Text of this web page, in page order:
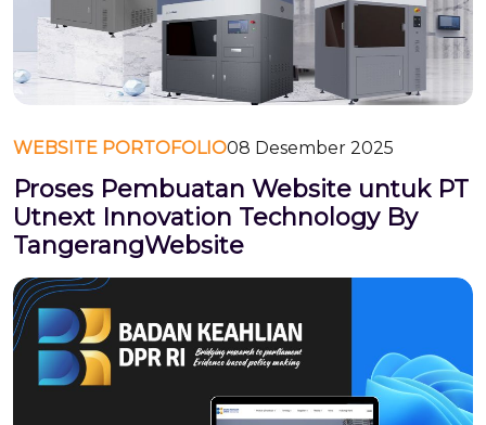
WEBSITE PORTOFOLIO08 Desember 2025
Proses Pembuatan Website untuk PT
Utnext Innovation Technology By
TangerangWebsite